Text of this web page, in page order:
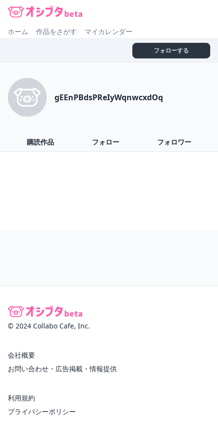
ホーム 作品をさがす マイカレンダー
フォローする
gEEnPBdsPReIyWqnwcxdOq
購読作品 フォロー フォロワー
© 2024 Collabo Cafe, Inc.
会社概要
お問い合わせ・広告掲載・情報提供
利用規約
プライバシーポリシー